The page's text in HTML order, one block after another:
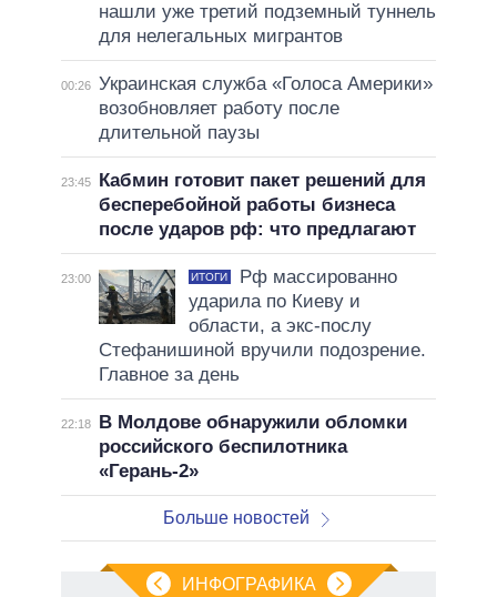
нашли уже третий подземный туннель
для нелегальных мигрантов
00:26 Украинская служба «Голоса Америки»
возобновляет работу после
длительной паузы
23:45
Кабмин готовит пакет решений для
бесперебойной работы бизнеса
после ударов рф: что предлагают
23:00 ИТОГИ
Рф массированно
ударила по Киеву и
области, а экс-послу
Стефанишиной вручили подозрение.
Главное за день
22:18
В Молдове обнаружили обломки
российского беспилотника
«Герань-2»
Больше новостей
ИНФОГРАФИКА